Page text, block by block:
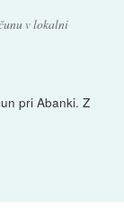
v lokalni
pri Abanki. Z